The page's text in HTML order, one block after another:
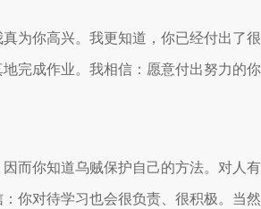
为你高兴。我更知道，你已经付出了
完成作业。我相信：愿意付出努力的
而你知道乌贼保护自己的方法。对人
你对待学习也会很负责、很积极。当